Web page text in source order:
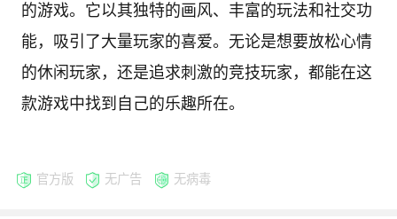
的游戏。它以其独特的画风、丰富的玩法和社交功
能，吸引了大量玩家的喜爱。无论是想要放松心情
的休闲玩家，还是追求刺激的竞技玩家，都能在这
款游戏中找到自己的乐趣所在。
官方版 无广告 无病毒